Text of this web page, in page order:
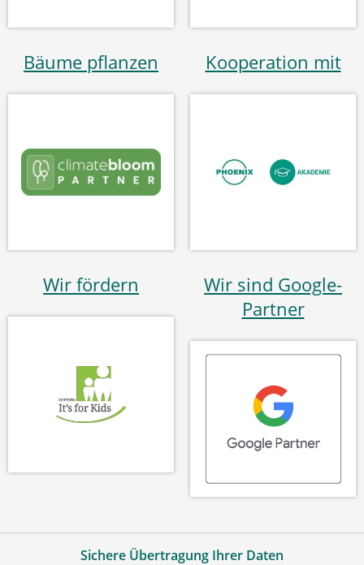
Bäume pflanzen Kooperation mit
Wir fördern
Wir sind Google-
Partner
Sichere Übertragung Ihrer Daten